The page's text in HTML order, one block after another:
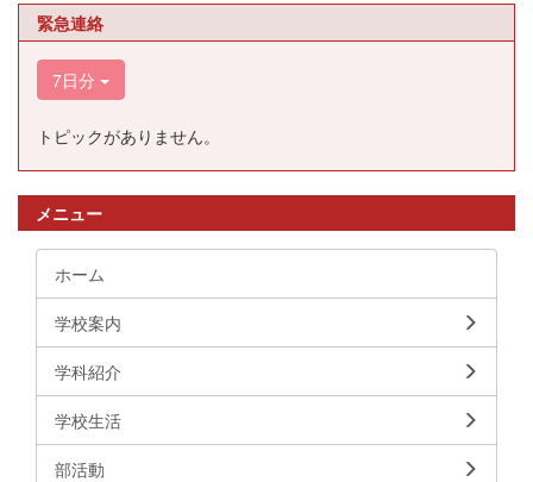
緊急連絡
7日分
トピックがありません。
メニュー
ホーム
学校案内
学科紹介
学校生活
部活動